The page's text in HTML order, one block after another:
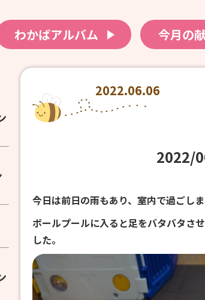
わかばアルバム 今月の
2022.06.06
2022/
今日は前日の雨もあり、室内で過ごしま
ボールプールに入ると足をバタバタさ
した。